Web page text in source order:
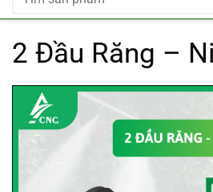
2 Đầu Răng –